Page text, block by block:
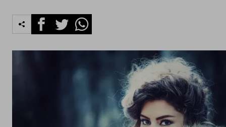
FacebookTwitterWhatsapp